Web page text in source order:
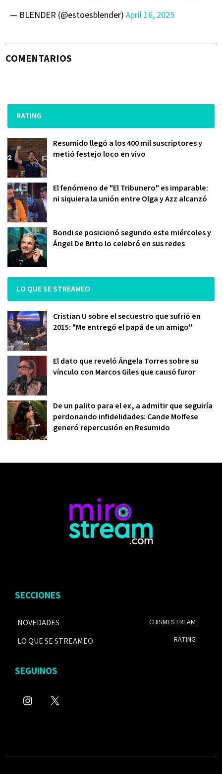
— BLENDER (@estoesblender) April 16, 2025
COMENTARIOS
RATING
Resumido llegó a los 400 mil suscriptores y
metió festejo loco en vivo
El fenómeno de "El Tribunero" es imparable:
ni siquiera la unión entre Olga y Azz alcanzó
Bondi se posicionó segundo este miércoles y
Ángel De Brito lo celebró en sus redes
LO QUE SE STREAMEO
Cristian U sobre el secuestro que sufrió en
2015: "Me entregó el papá de un amigo"
El dato que reveló Ángela Torres sobre su
vínculo con Marcos Giles que causó furor
De un palito para el ex, a admitir que seguiría
perdonando infidelidades: Cande Molfese
generó repercusión en Resumido
SECCIONES
NOVEDADES
LO QUE SE STREAMEO
CHISMESTREAM
RATING
SEGUINOS